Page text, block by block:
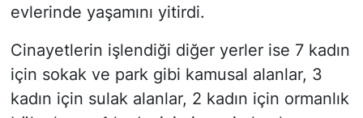
evlerinde yaşamını yitirdi.
Cinayetlerin işlendiği diğer yerler ise 7 kadın
için sokak ve park gibi kamusal alanlar, 3
kadın için sulak alanlar, 2 kadın için ormanlık